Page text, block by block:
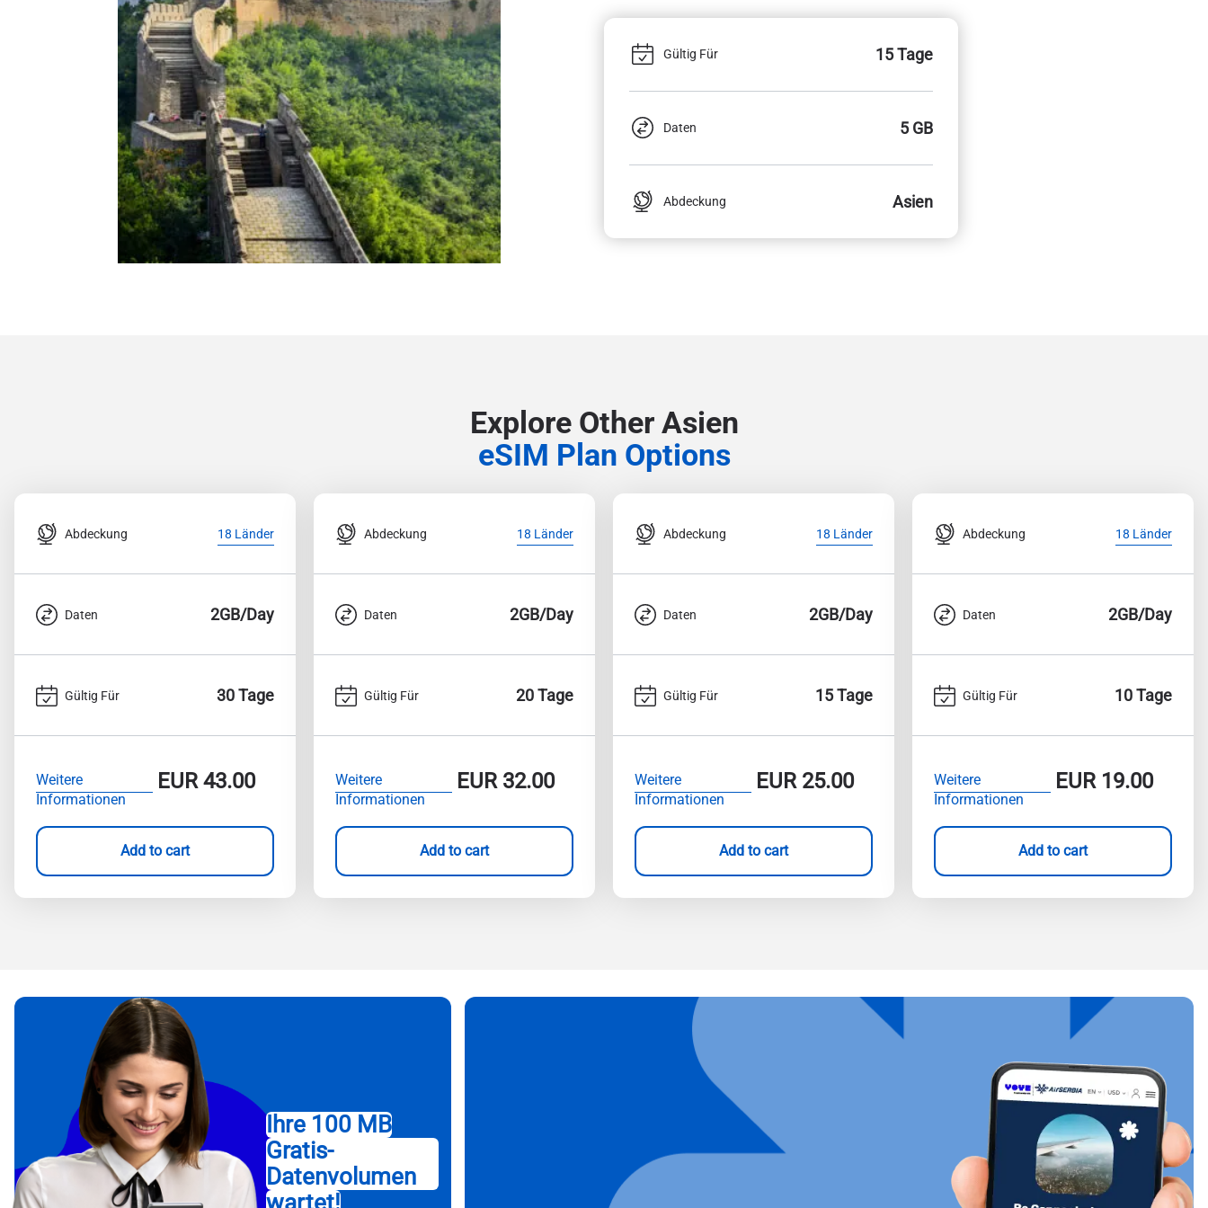
Gültig Für 15 Tage
Daten 5 GB
Abdeckung Asien
Explore Other Asien
eSIM Plan Options
Abdeckung 18 Länder
Daten 2GB/Day
Gültig Für 30 Tage
Weitere
Informationen
EUR43.00
Add to cart
Abdeckung 18 Länder
Daten 2GB/Day
Gültig Für 20 Tage
Weitere
Informationen
EUR32.00
Add to cart
Abdeckung 18 Länder
Daten 2GB/Day
Gültig Für 15 Tage
Weitere
Informationen
EUR25.00
Add to cart
Abdeckung 18 Länder
Daten 2GB/Day
Gültig Für 10 Tage
Weitere
Informationen
EUR19.00
Add to cart
Ihre 100 MB
Gratis-
Datenvolumen